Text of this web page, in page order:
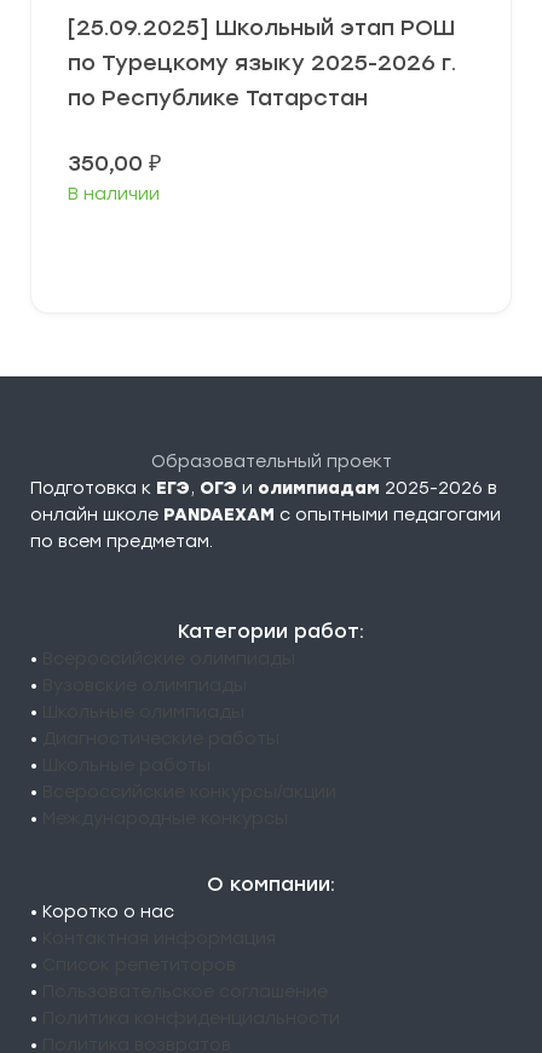
[25.09.2025] Школьный этап РОШ
по Турецкому языку 2025-2026 г.
по Республике Татарстан
350,00 ₽
В наличии
Образовательный проект
Подготовка к ЕГЭ, ОГЭ и олимпиадам 2025-2026 в
онлайн школе PANDAEXAM c опытными педагогами
по всем предметам.
Категории работ:
•
•
•
•
•
•
•
О компании:
• Коротко о нас
•
•
•
•
•